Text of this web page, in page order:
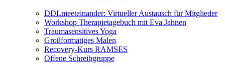
DDLmeeteinander: Virtueller Austausch für Mitglieder
Workshop Therapietagebuch mit Eva Jahnen
Traumasensitives Yoga
Großformatiges Malen
Recovery-Kurs RAMSES
Offene Schreibgruppe